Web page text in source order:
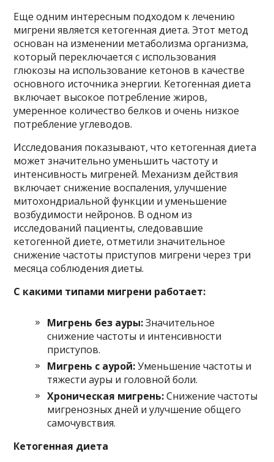
Еще одним интересным подходом к лечению
мигрени является кетогенная диета. Этот метод
основан на изменении метаболизма организма,
который переключается с использования
глюкозы на использование кетонов в качестве
основного источника энергии. Кетогенная диета
включает высокое потребление жиров,
умеренное количество белков и очень низкое
потребление углеводов.
Исследования показывают, что кетогенная диета
может значительно уменьшить частоту и
интенсивность мигреней. Механизм действия
включает снижение воспаления, улучшение
митохондриальной функции и уменьшение
возбудимости нейронов. В одном из
исследований пациенты, следовавшие
кетогенной диете, отметили значительное
снижение частоты приступов мигрени через три
месяца соблюдения диеты.
С какими типами мигрени работает:
Мигрень без ауры:Значительное
снижение частоты и интенсивности
приступов.
Мигрень с аурой:Уменьшение частоты и
тяжести ауры и головной боли.
Хроническая мигрень:Снижение частоты
мигренозных дней и улучшение общего
самочувствия.
Кетогенная диета